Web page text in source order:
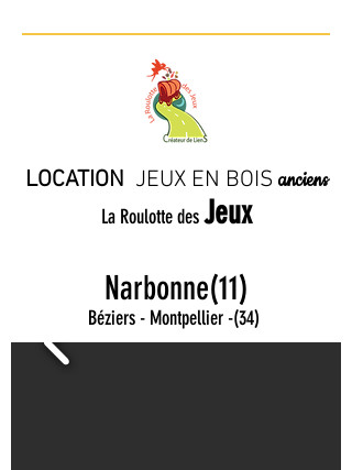
LOCATION JEUX EN BOIS anciens
La Roulotte des Jeux
Narbonne(11)
Béziers - Montpellier -(34)